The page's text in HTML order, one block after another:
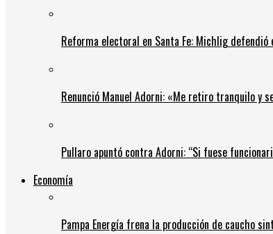
Reforma electoral en Santa Fe: Michlig
Renunció Manuel Adorni: «Me retiro tranquilo y
Pullaro apuntó contra Adorni: “Si fuese
Economía
Pampa Energía frena la producción de caucho